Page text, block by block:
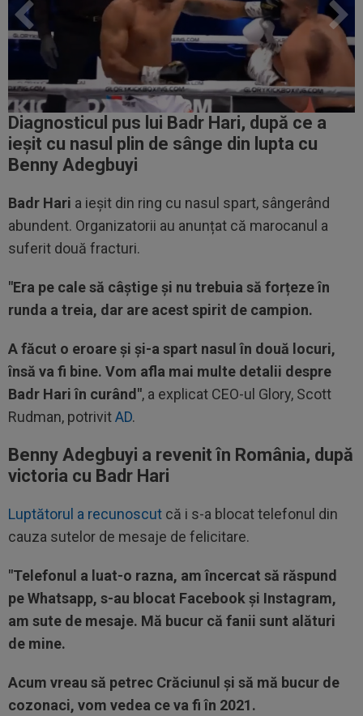
Diagnosticul pus lui Badr Hari, după ce a
ieșit cu nasul plin de sânge din lupta cu
Benny Adegbuyi
Badr Hari a ieșit din ring cu nasul spart, sângerând
abundent. Organizatorii au anunțat că marocanul a
suferit două fracturi.
"Era pe cale să câștige și nu trebuia să forțeze în
runda a treia, dar are acest spirit de campion.
A făcut o eroare și și-a spart nasul în două locuri,
însă va fi bine. Vom afla mai multe detalii despre
Badr Hari în curând", a explicat CEO-ul Glory, Scott
Rudman, potrivitAD.
Benny Adegbuyi a revenit în România, după
victoria cu Badr Hari
Luptătorul a recunoscut că i s-a blocat telefonul din
cauza sutelor de mesaje de felicitare.
"Telefonul a luat-o razna, am încercat să răspund
pe Whatsapp, s-au blocat Facebook și Instagram,
am sute de mesaje. Mă bucur că fanii sunt alături
de mine.
Acum vreau să petrec Crăciunul și să mă bucur de
cozonaci, vom vedea ce va fi în 2021.